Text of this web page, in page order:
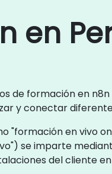
en
de formación en
y conectar
"formación en vivo
se imparte
del cliente